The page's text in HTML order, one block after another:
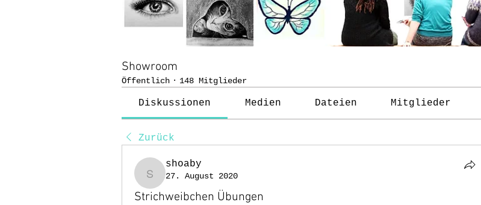
Showroom
Öffentlich · 148 Mitglieder
Diskussionen Medien Dateien Mitglieder
Zurück
shoaby
shoaby
27. August 2020
Strichweibchen Übungen